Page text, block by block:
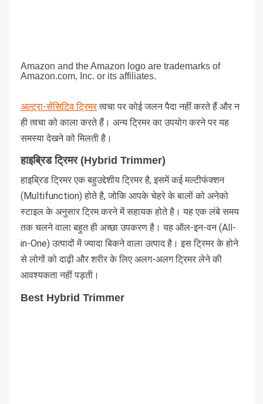
Amazon and the Amazon logo are trademarks of
Amazon.com, Inc. or its affiliates.
अल्ट्रा-सेंसिटिव ट्रिमरत्वचा पर कोई जलन पैदा नहीं करते हैं और न
ही त्वचा को काला करते हैं। अन्य ट्रिमर का उपयोग करने पर यह
समस्या देखने को मिलती है।
हाइब्रिड ट्रिमर (Hybrid Trimmer)
हाइब्रिड ट्रिमर एक बहुउद्देशीय ट्रिमर है, इसमें कई मल्टीफंक्शन
(Multifunction) होते है, जोकि आपके चेहरे के बालों को अनेको
स्टाइल के अनुसार ट्रिम करने में सहायक होते है। यह एक लंबे समय
तक चलने वाला बहुत ही अच्छा उपकरण है। यह ऑल-इन-वन (All-
in-One) उत्पादों में ज्यादा बिकने वाला उत्पाद है। इस ट्रिमर के होने
से लोगों को दाढ़ी और शरीर के लिए अलग-अलग ट्रिमर लेने की
आवश्यकता नहीं पड़ती।
Best Hybrid Trimmer